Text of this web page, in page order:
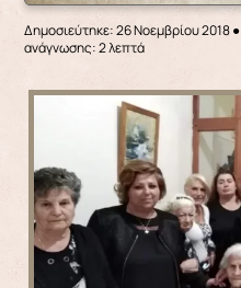
Δημοσιεύτηκε: 26 Νοεμβρίου 2018●
ανάγνωσης: 2 λεπτά